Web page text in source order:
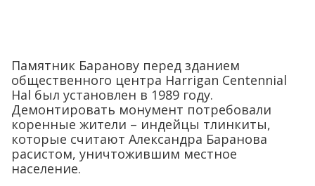
Памятник Баранову перед зданием
общественного центра Harrigan Centennial
Hal был установлен в 1989 году.
Демонтировать монумент потребовали
коренные жители – индейцы тлинкиты,
которые считают Александра Баранова
расистом, уничтожившим местное
население.